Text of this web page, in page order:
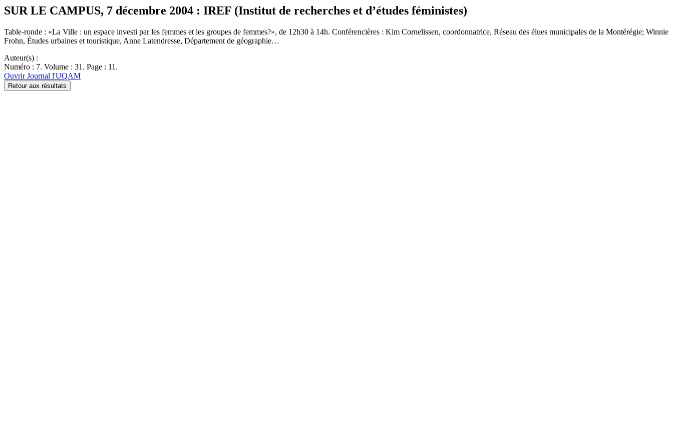
SUR LE CAMPUS, 7 décembre 2004 : IREF (Institut de recherches et d’études féministes)
Table-ronde : «La Ville : un espace investi par les femmes et les groupes de femmes?», de 12h30 à 14h. Conférencières : Kim Cornelissen, coordonnatrice, Réseau des élues municipales de la Montérégie; Winnie
Frohn, Études urbaines et touristique, Anne Latendresse, Département de géographie…
Auteur(s) :
Numéro : 7. Volume : 31. Page : 11.
Ouvrir Journal l'UQAM
Retour aux résultats